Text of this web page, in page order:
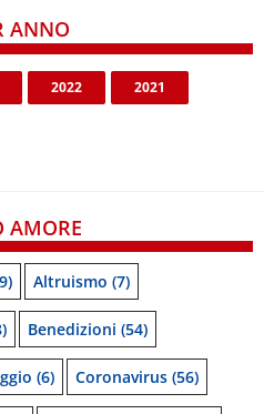
ANNO
2022 2021
AMORE
Altruismo (7)
Benedizioni (54)
(6) Coronavirus (56)